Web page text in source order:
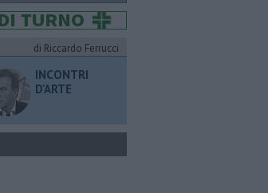
di Riccardo Ferrucci
INCONTRI
D'ARTE